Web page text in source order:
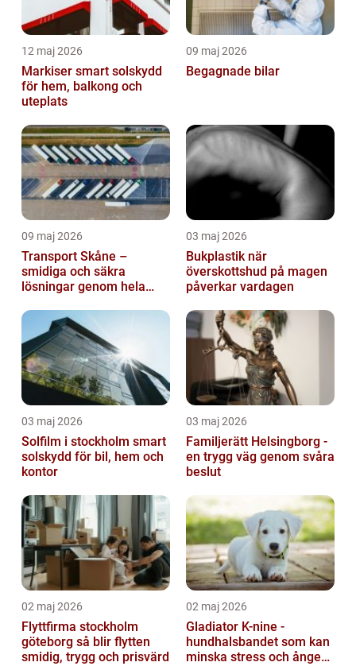
12 maj 2026
Markiser smart solskydd
för hem, balkong och
uteplats
09 maj 2026
Begagnade bilar
09 maj 2026
Transport Skåne –
smidiga och säkra
lösningar genom hela
03 maj 2026
Bukplastik när
överskottshud på magen
påverkar vardagen
03 maj 2026
Solfilm i stockholm smart
solskydd för bil, hem och
kontor
03 maj 2026
Familjerätt Helsingborg -
en trygg väg genom svåra
beslut
02 maj 2026
Flyttfirma stockholm
göteborg så blir flytten
smidig, trygg och prisvärd
02 maj 2026
Gladiator K-nine -
hundhalsbandet som kan
minska stress och ångest